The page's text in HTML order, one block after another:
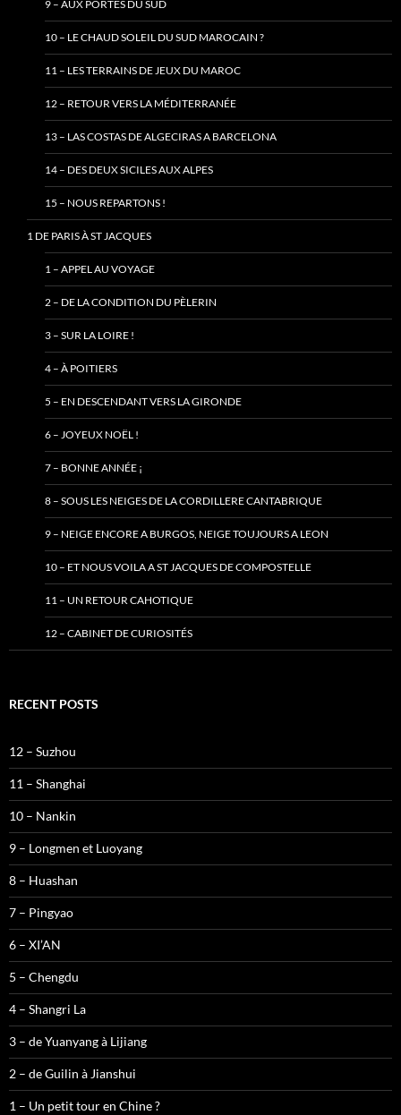
9 – AUX PORTES DU SUD
10 – LE CHAUD SOLEIL DU SUD MAROCAIN ?
11 – LES TERRAINS DE JEUX DU MAROC
12 – RETOUR VERS LA MÉDITERRANÉE
13 – LAS COSTAS DE ALGECIRAS A BARCELONA
14 – DES DEUX SICILES AUX ALPES
15 – NOUS REPARTONS !
1 DE PARIS À ST JACQUES
1 – APPEL AU VOYAGE
2 – DE LA CONDITION DU PÈLERIN
3 – SUR LA LOIRE !
4 – À POITIERS
5 – EN DESCENDANT VERS LA GIRONDE
6 – JOYEUX NOËL !
7 – BONNE ANNÉE ¡
8 – SOUS LES NEIGES DE LA CORDILLERE CANTABRIQUE
9 – NEIGE ENCORE A BURGOS, NEIGE TOUJOURS A LEON
10 – ET NOUS VOILA A ST JACQUES DE COMPOSTELLE
11 – UN RETOUR CAHOTIQUE
12 – CABINET DE CURIOSITÉS
RECENT POSTS
12 – Suzhou
11 – Shanghai
10 – Nankin
9 – Longmen et Luoyang
8 – Huashan
7 – Pingyao
6 – XI’AN
5 – Chengdu
4 – Shangri La
3 – de Yuanyang à Lijiang
2 – de Guilin à Jianshui
1 – Un petit tour en Chine ?